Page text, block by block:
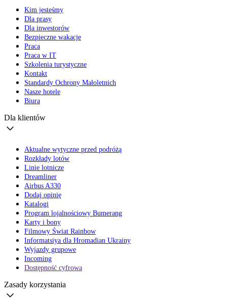
Kim jesteśmy
Dla prasy
Dla inwestorów
Bezpieczne wakacje
Praca
Praca w IT
Szkolenia turystyczne
Kontakt
Standardy Ochrony Małoletnich
Nasze hotele
Biura
Dla klientów
Aktualne wytyczne przed podróżą
Rozkłady lotów
Linie lotnicze
Dreamliner
Airbus A330
Dodaj opinię
Katalogi
Program lojalnościowy Bumerang
Karty i bony
Filmowy Świat Rainbow
Informatsiya dla Hromadian Ukrainy
Wyjazdy grupowe
Incoming
Dostępność cyfrowa
Zasady korzystania